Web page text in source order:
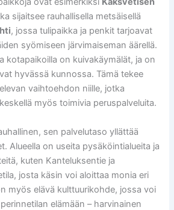
sijaitsee rauhallisella metsäisellä
, jossa tulipaikka ja penkit tarjoavat
syömiseen järvimaiseman äärellä.
kotapaikoilla on kuivakäymälät, ja on
hyvässä kunnossa. Tämä tekee
vaihtoehdon niille, jotka
myös toimivia peruspalveluita.
sen palvelutaso yllättää
Alueella on useita pysäköintialueita ja
kuten Kanteluksentie ja
josta käsin voi aloittaa monia eri
myös elävä kulttuurikohde, jossa voi
elämään – harvinainen